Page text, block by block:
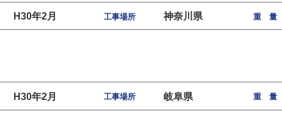
H30年2月 工事場所 神奈川県 重 量
H30年2月 工事場所 岐阜県 重 量